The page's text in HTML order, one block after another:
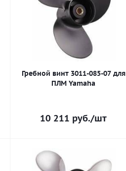
Гребной винт 3011-085-07 для
ПЛМ Yamaha
10 211 руб./шт